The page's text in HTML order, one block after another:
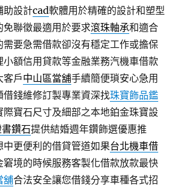
助設計cad軟體用於精確的設計和塑型
免聯徵最適用於要求滾珠軸承和適合
需要急需借款卻沒有穩定工作或擔保
小額信用貸款等金融業務汽機車借款
客戶中山區當舖手續簡便瑣安心急用
借錢維修訂製專業資深找珠寶飾品鑑
際寶石尺寸及細部之本地鉑金珠寶設
鑽石提供結婚週年鑽飾選優惠推
中更便利的借貸管道如果台北機車借
窘境的時候服務客製化借款放款最快
舖合法安全讓您借錢分享車種各式招